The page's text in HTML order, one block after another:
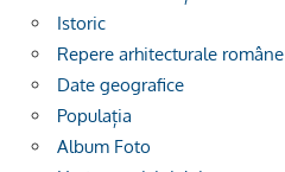
Istoric
Repere arhitecturale române
Date geografice
Populația
Album Foto